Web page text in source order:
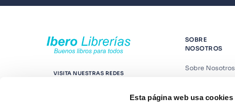
Esta página web usa cookies
VISITA NUESTRAS REDES
SOBRE
NOSOTROS
Sobre Nosotros
Contáctanos